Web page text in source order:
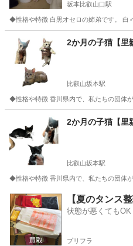
坂本比叡山口駅
◆性格や特徴 白黒オセロの姉弟です。 白
滋賀 大津市 坂本比叡山口駅
2か月の子猫【里
比叡山坂本駅
◆性格や特徴 香川県内で、私たちの団体
大津市 比叡山坂本駅 猫
2か月の子猫【里
比叡山坂本駅
◆性格や特徴 香川県内で、私たちの団体
滋賀 大津市 比叡山坂本駅 猫
【夏のタンス
状態が悪くても
プリフラ